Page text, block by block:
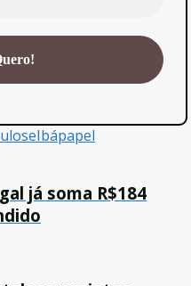
Ibápapel
já soma R$184